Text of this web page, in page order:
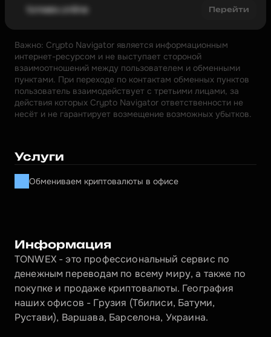
tonwex.online Перейти
Важно: Crypto Navigator является информационным
интернет-ресурсом и не выступает стороной
взаимоотношений между пользователем и обменными
пунктами. При переходе по контактам обменных пунктов
пользователь взаимодействует с третьими лицами, за
действия которых Crypto Navigator ответственности не
несёт и не гарантирует возмещение возможных убытков.
Услуги
Обмениваем криптовалюты в офисе
Информация
TONWEX - это профессиональный сервис по
денежным переводам по всему миру, а также по
покупке и продаже криптовалюты. География
наших офисов - Грузия (Тбилиси, Батуми,
Рустави), Варшава, Барселона, Украина.